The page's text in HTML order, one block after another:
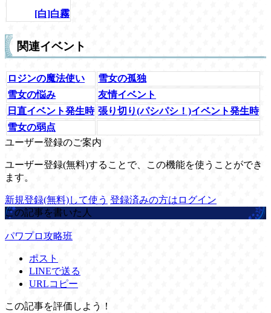
[白]白霧
関連イベント
ロジンの魔法使い
雪女の孤独
雪女の悩み
友情イベント
日直イベント発生時 張り切り(パシパシ！)イベント発生時
雪女の弱点
ユーザー登録のご案内
ユーザー登録(無料)することで、この機能を使うことができ
ます。
新規登録(無料)して使う 登録済みの方はログイン
この記事を書いた人
パワプロ攻略班
ポスト
LINEで送る
URLコピー
この記事を評価しよう！